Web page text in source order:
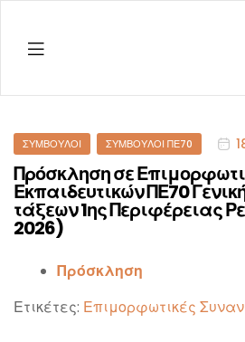
Menu
Categories
ΣΎΜΒΟΥΛΟΙ ΣΎΜΒΟΥΛΟΙ ΠΕ70
Πρόσκληση σε
Εκπαιδευτικών ΠΕ70
τάξεων 1ης Περιφέρειας
2026)
Πρόσκληση
Ετικέτες: Επιμορφωτικές